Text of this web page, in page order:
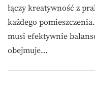
łączy kreatywność z
każdego
musi efektywnie
obejmuje…